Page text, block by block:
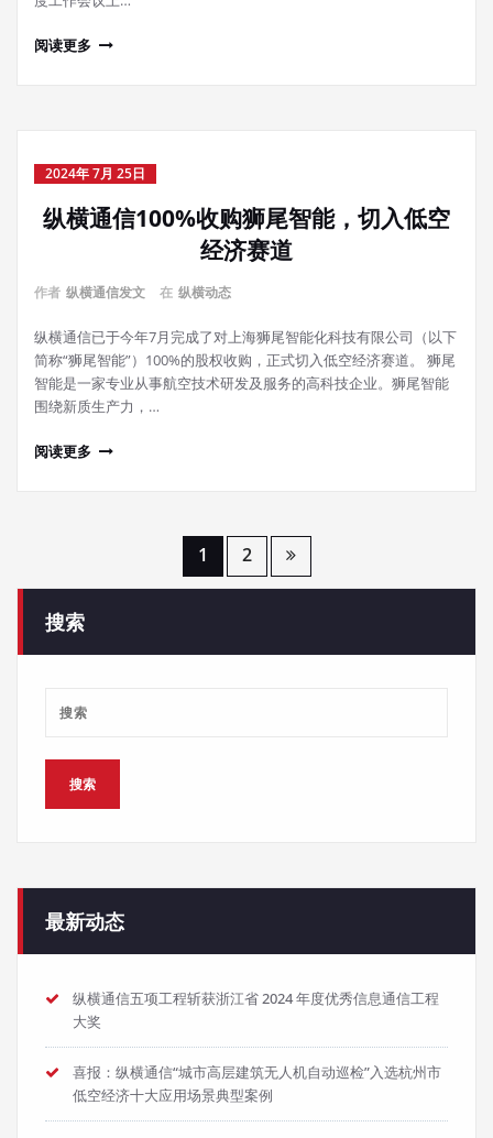
阅读更多
2024年 7月 25日
纵横通信100%收购狮尾智能，切入低空
经济赛道
作者 纵横通信发文 在 纵横动态
纵横通信已于今年7月完成了对上海狮尾智能化科技有限公司（以下
简称“狮尾智能”）100%的股权收购，正式切入低空经济赛道。 狮尾
智能是一家专业从事航空技术研发及服务的高科技企业。狮尾智能
围绕新质生产力，…
阅读更多
导
1 2
搜索
最新动态
纵横通信五项工程斩获浙江省 2024 年度优秀信息通信工程
大奖
喜报：纵横通信“城市高层建筑无人机自动巡检”入选杭州市
低空经济十大应用场景典型案例